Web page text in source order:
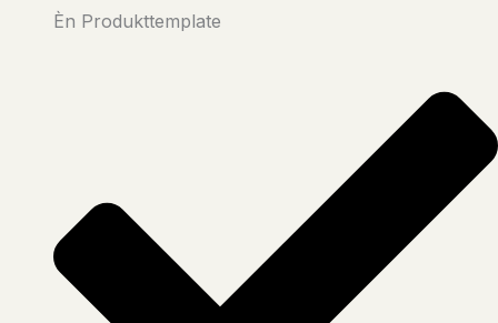
Èn Produkttemplate